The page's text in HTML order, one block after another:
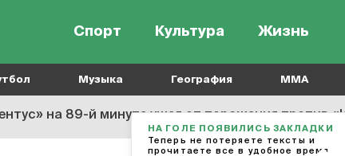
Спорт Культура Жизнь
Музыка География MMA
на 89-й минуте ушел от поражения против
НА ГОЛЕ ПОЯВИЛИСЬ ЗАКЛАДКИ
Теперь не потеряете тексты и
прочитаете все в удобное время